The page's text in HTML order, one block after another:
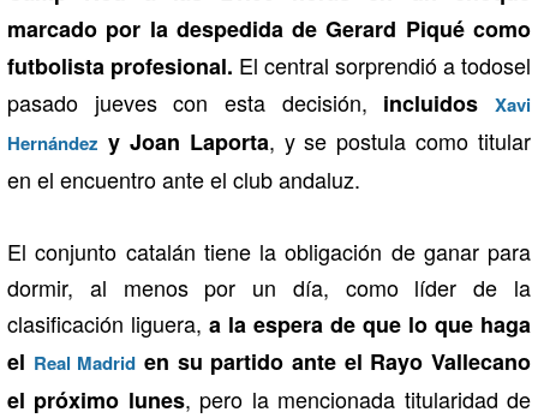
marcado por la despedida de Gerard Piqué como
futbolista profesional. El central sorprendió a todosel
pasado jueves con esta decisión, incluidosXavi
Hernández y Joan Laporta, y se postula como titular
en el encuentro ante el club andaluz.
El conjunto catalán tiene la obligación de ganar para
dormir, al menos por un día, como líder de la
clasificación liguera, a la espera de que lo que haga
el Real Madrid en su partido ante el Rayo Vallecano
el próximo lunes, pero la mencionada titularidad de